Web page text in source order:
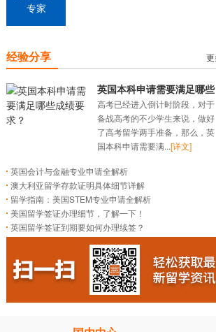
专家
经验分享
英国本科申请需要满足哪些
成绩要求？
高考已经进入倒计时阶段，对于
备战高考的不少学生来说，做好
了高考留学两手准备，那么，英
国本科申请需要满...[详文]
英国会计与金融专业申请全解析
澳大利亚留学存款证明具体细节详解
留学指南：美国STEM专业申请全解析
美国留学签证办理细节，了解一下！
英国留学签证到期要如何办理续签？